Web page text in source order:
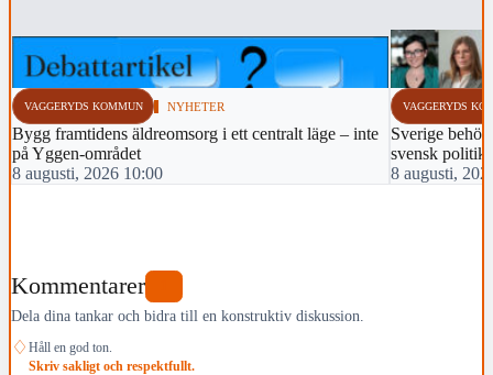
VAGGERYDS KOMMUN NYHETER
Bygg framtidens äldreomsorg i ett centralt läge – inte
på Yggen-området
8 augusti, 2026 10:00
VAGGERYDS
Sverige
svensk politik!
8 augusti,
Kommentarer
Dela dina tankar och bidra till en konstruktiv diskussion.
♢ Håll en god ton.
Skriv sakligt och respektfullt.